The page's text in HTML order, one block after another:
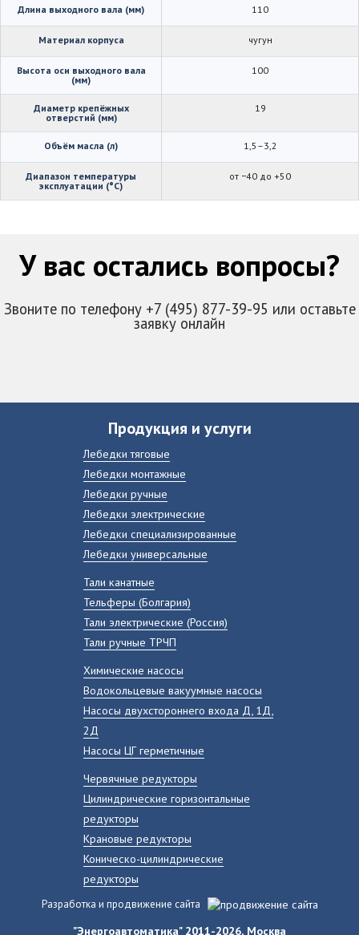
Длина выходного вала (мм) 110
Материал корпуса чугун
Высота оси выходного вала
(мм)
100
Диаметр крепёжных
отверстий (мм)
19
Объём масла (л) 1,5–3,2
Диапазон температуры
эксплуатации (°C)
от −40 до +50
У вас остались вопросы?
Звоните по телефону +7 (495) 877-39-95 или оставьте
заявку онлайн
Продукция и услуги
Лебедки тяговые
Лебедки монтажные
Лебедки ручные
Лебедки электрические
Лебедки специализированные
Лебедки универсальные
Тали канатные
Тельферы (Болгария)
Тали электрические (Россия)
Тали ручные ТРЧП
Химические насосы
Водокольцевые вакуумные насосы
Насосы двухстороннего входа Д, 1Д,
2Д
Насосы ЦГ герметичные
Червячные редукторы
Цилиндрические горизонтальные
редукторы
Крановые редукторы
Коническо-цилиндрические
редукторы
Разработка и продвижение сайта
"Энергоавтоматика" 2011-2026, Москва